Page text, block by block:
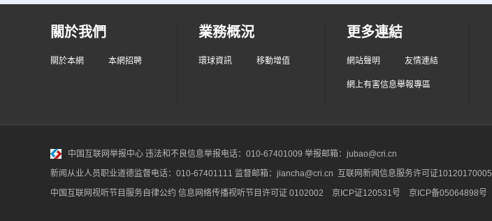
關於我們
關於本網 本網招聘
業務概況
環球資訊 移動增值
更多連結
網站聲明 友情連結
網上有害信息舉報專區
中国互联网举报中心 违法和不良信息举报电话：010-67401009 举报邮箱：jubao@cri.cn
新闻从业人员职业道德监督电话：010-67401111 监督邮箱：jiancha@cri.cn 互联网新闻信息服务许可证10120170005
中国互联网视听节目服务自律公约 信息网络传播视听节目许可证 0102002 京ICP证120531号 京ICP备05064898号